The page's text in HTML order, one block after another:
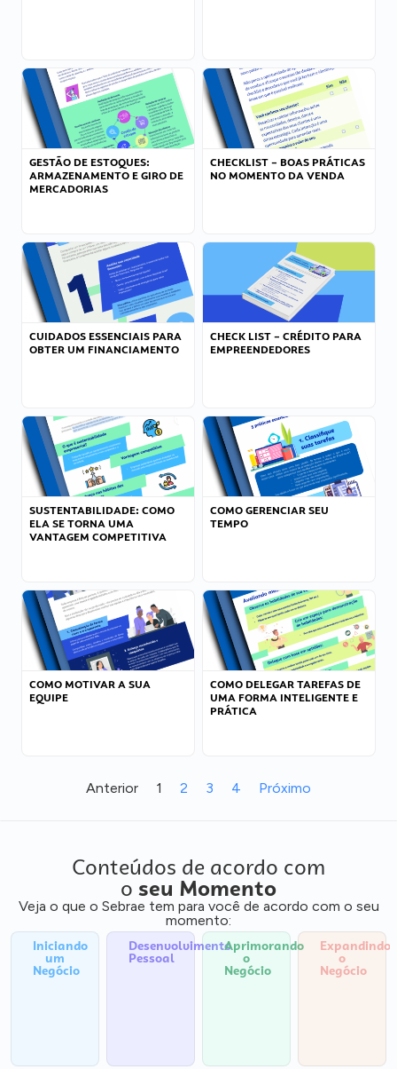
GESTÃO DE ESTOQUES:
ARMAZENAMENTO E GIRO DE
MERCADORIAS
CHECKLIST – BOAS PRÁTICAS
NO MOMENTO DA VENDA
CUIDADOS ESSENCIAIS PARA
OBTER UM FINANCIAMENTO
CHECK LIST – CRÉDITO PARA
EMPREENDEDORES
SUSTENTABILIDADE: COMO
ELA SE TORNA UMA
VANTAGEM COMPETITIVA
COMO GERENCIAR SEU
TEMPO
COMO MOTIVAR A SUA
EQUIPE
COMO DELEGAR TAREFAS DE
UMA FORMA INTELIGENTE E
PRÁTICA
Anterior 1 2 3 4 Próximo
Conteúdos de acordo com
o seu Momento
Veja o que o Sebrae tem para você de acordo com o seu
momento:
Iniciando
um
Negócio
Desenvolvimento
Pessoal
Aprimorando
o
Negócio
Expandindo
o
Negócio